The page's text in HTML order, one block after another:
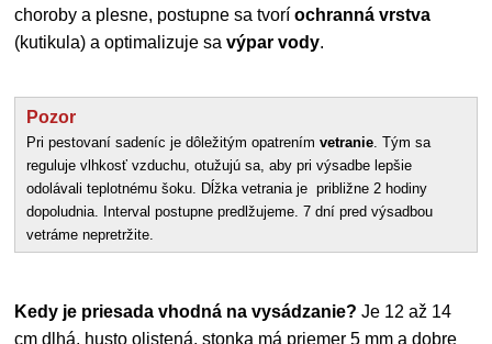
choroby a plesne, postupne sa tvoríochranná vrstva
(kutikula) a optimalizuje savýpar vody.
Pozor
Pri pestovaní sadeníc je dôležitým opatrenímvetranie . Tým sa
reguluje vlhkosť vzduchu, otužujú sa, aby pri výsadbe lepšie
odolávali teplotnému šoku. Dĺžka vetrania je približne 2 hodiny
dopoludnia. Interval postupne predlžujeme. 7 dní pred výsadbou
vetráme nepretržite.
Kedy je priesada vhodná na vysádzanie? Je 12 až 14
cm dlhá, husto olistená, stonka má priemer 5 mm a dobre